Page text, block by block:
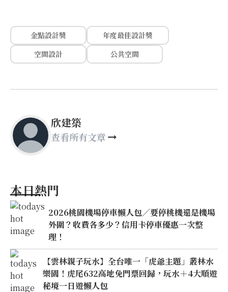
金點設計獎
年度最佳設計獎
空間設計
公共空間
欣建築
查看所有文章
本日熱門
2026桃園機場停車懶人包／要停桃機還是機場
外圍？收費各多少？信用卡停車優惠一次整
理！
【雲林親子玩水】全台唯一「虎爺主題」叢林水
樂園！虎尾632高地免門票回歸，玩水＋4大順遊
秘境一日遊懶人包